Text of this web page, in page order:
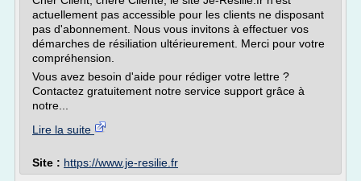
actuellement pas accessible pour les clients ne disposant
pas d'abonnement. Nous vous invitons à effectuer vos
démarches de résiliation ultérieurement. Merci pour votre
compréhension.
Vous avez besoin d'aide pour rédiger votre lettre ?
Contactez gratuitement notre service support grâce à
notre...
Lire la suite
Site : https://www.je-resilie.fr